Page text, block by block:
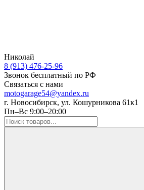
Николай
8 (913) 476-25-96
Звонок бесплатный по РФ
Связаться с нами
motogarage54@yandex.ru
г. Новосибирск, ул. Кошурникова 61к1
Пн–Вс 9:00–20:00